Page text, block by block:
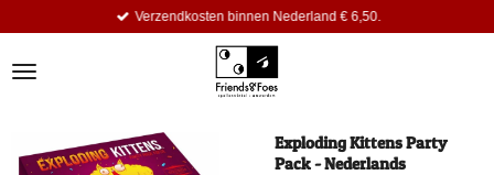
de
Verzendkosten binnen Nederland € 6,50.
Exploding Kittens Party
Pack - Nederlands